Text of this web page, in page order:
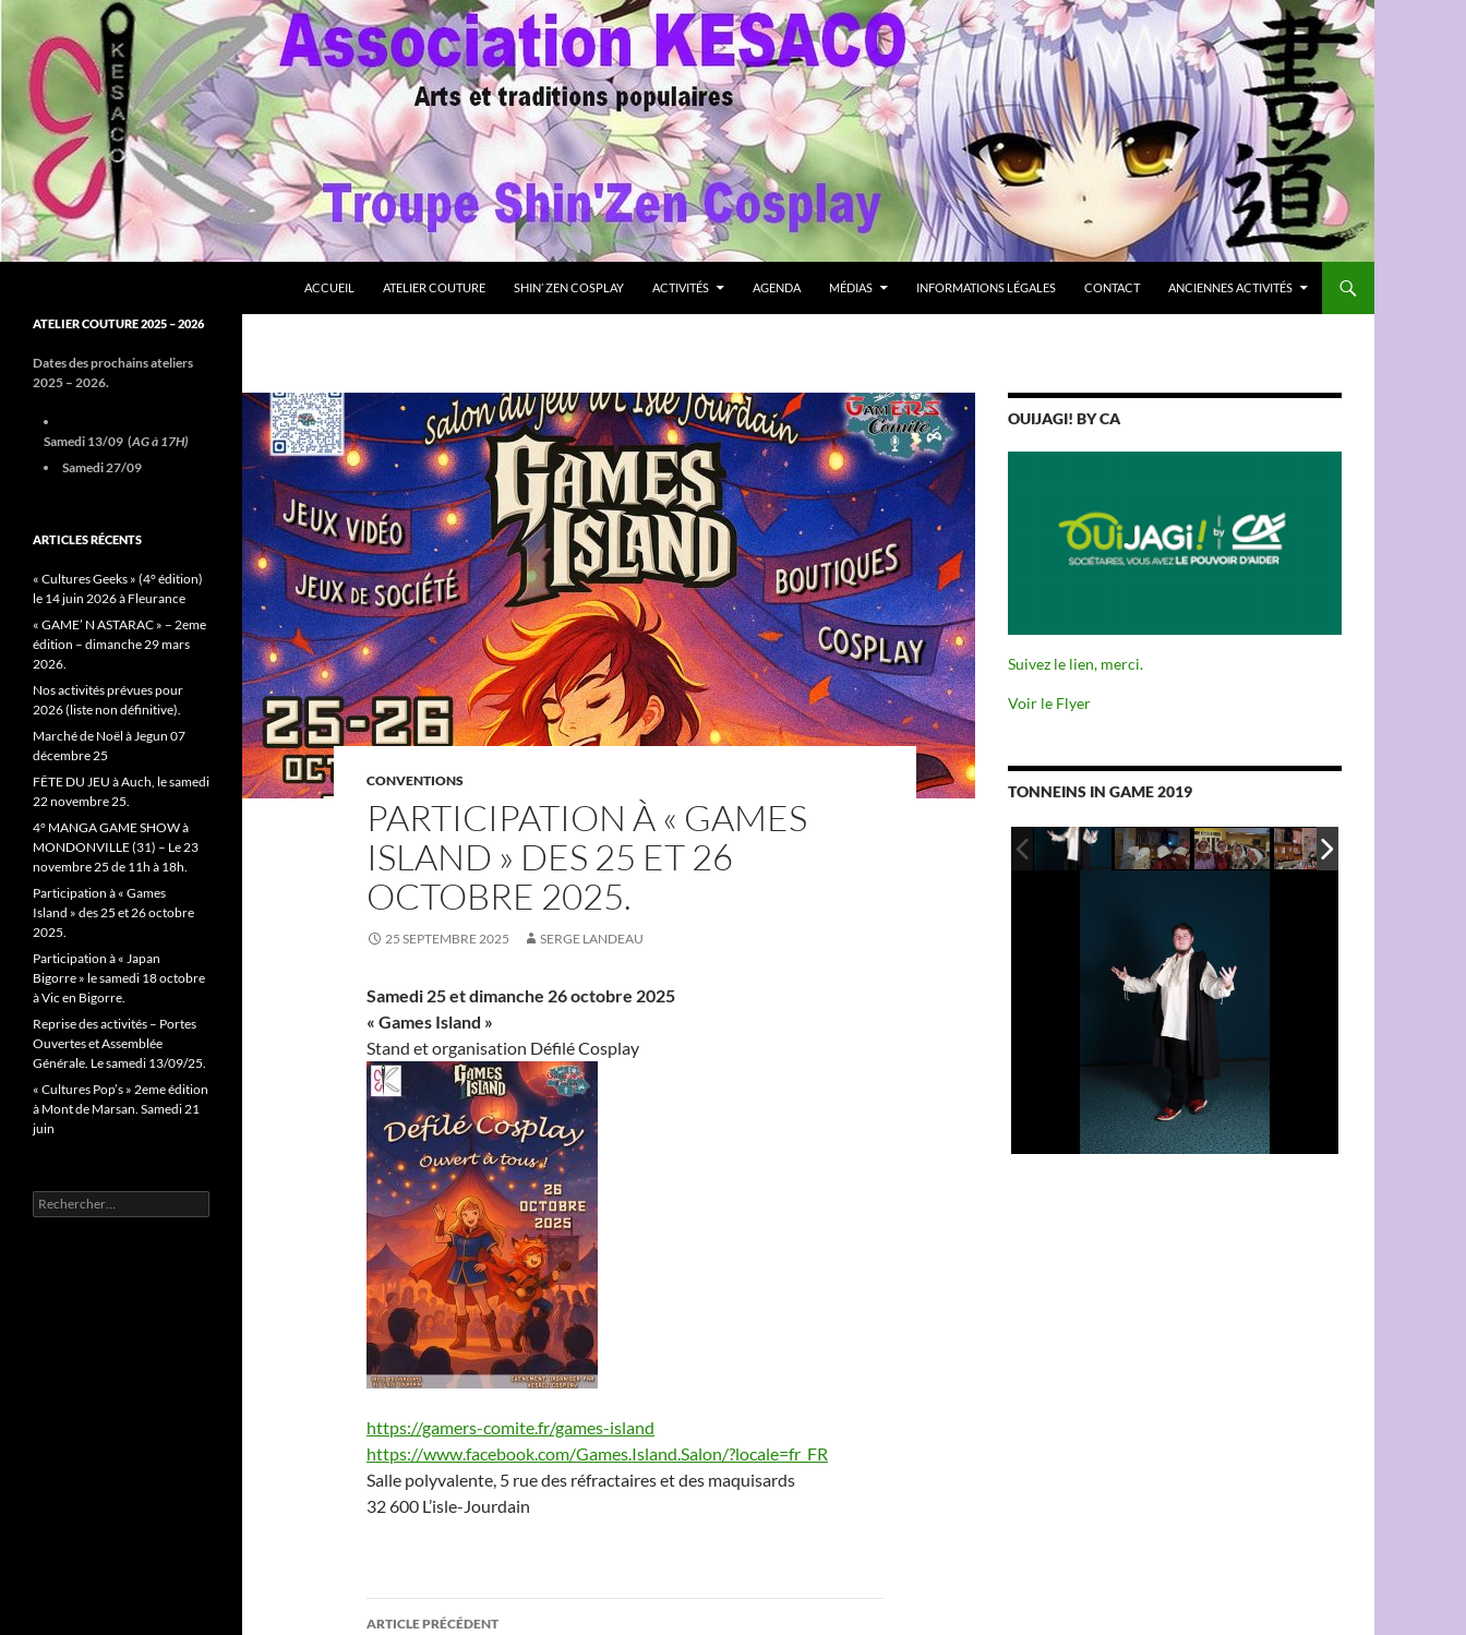
au
contenu
ACCUEIL ATELIER COUTURE SHIN’ ZEN COSPLAY ACTIVITÉS AGENDA MÉDIAS INFORMATIONS LÉGALES CONTACT ANCIENNES ACTIVITÉS
CONVENTIONS
PARTICIPATION À « GAMES
ISLAND » DES 25 ET 26
OCTOBRE 2025.
25 SEPTEMBRE 2025 SERGE LANDEAU
Samedi 25 et dimanche 26 octobre 2025
« Games Island »
Stand et organisation Défilé Cosplay
https://gamers-comite.fr/games-island
https://www.facebook.com/Games.Island.Salon/?locale=fr_FR
Salle polyvalente, 5 rue des réfractaires et des maquisards
32 600 L’isle-Jourdain
Navigation
ARTICLE PRÉCÉDENT
OUIJAGI! BY CA
Suivez le lien, merci.
Voir le Flyer
TONNEINS IN GAME 2019
Troupe Shin'Zen Cosplay
ATELIER COUTURE 2025 – 2026
Dates des prochains ateliers
2025 – 2026.
Samedi 13/09 (AG à 17H)
Samedi 27/09
ARTICLES RÉCENTS
« Cultures Geeks » (4° édition)
le 14 juin 2026 à Fleurance
« GAME’ N ASTARAC » – 2eme
édition – dimanche 29 mars
2026.
Nos activités prévues pour
2026 (liste non définitive).
Marché de Noël à Jegun 07
décembre 25
FÊTE DU JEU à Auch, le samedi
22 novembre 25.
4° MANGA GAME SHOW à
MONDONVILLE (31) – Le 23
novembre 25 de 11h à 18h.
Participation à « Games
Island » des 25 et 26 octobre
2025.
Participation à « Japan
Bigorre » le samedi 18 octobre
à Vic en Bigorre.
Reprise des activités – Portes
Ouvertes et Assemblée
Générale. Le samedi 13/09/25.
« Cultures Pop’s » 2eme édition
à Mont de Marsan. Samedi 21
juin
Rechercher :